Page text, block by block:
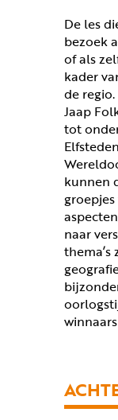
De les
bezoek
of als
kader
de
Jaap
tot
kunnen
naar